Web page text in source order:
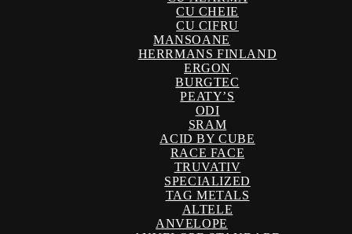
CU CHEIE
CU CIFRU
MANSOANE
HERRMANS FINLAND
ERGON
BURGTEC
PEATY’S
ODI
SRAM
ACID BY CUBE
RACE FACE
TRUVATIV
SPECIALIZED
TAG METALS
ALTELE
ANVELOPE